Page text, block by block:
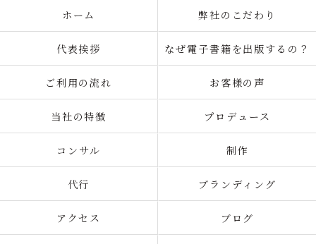
ホーム 弊社のこだわり
代表挨拶 なぜ電子書籍を出版するの？
ご利用の流れ お客様の声
当社の特徴 プロデュース
コンサル 制作
代行 ブランディング
アクセス ブログ